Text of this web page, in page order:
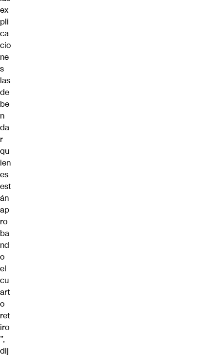
ex
pli
ca
cio
ne
s
las
de
be
n
da
r
qu
ien
es
est
án
ap
ro
ba
nd
o
el
cu
art
o
ret
iro
”,
dij